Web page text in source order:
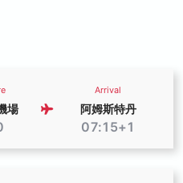
場
Arrival
阿姆斯特丹
07:15+1